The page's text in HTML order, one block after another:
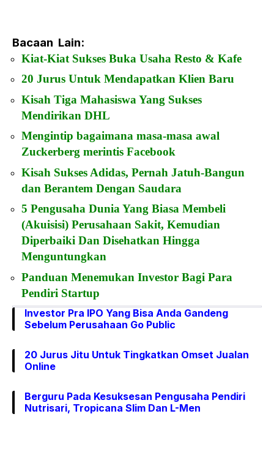
Bacaan Lain:
Kiat-Kiat Sukses Buka Usaha Resto & Kafe
20 Jurus Untuk Mendapatkan Klien Baru
Kisah Tiga Mahasiswa Yang Sukses
Mendirikan DHL
Mengintip bagaimana masa-masa awal
Zuckerberg merintis Facebook
Kisah Sukses Adidas, Pernah Jatuh-Bangun
dan Berantem Dengan Saudara
5 Pengusaha Dunia Yang Biasa Membeli
(Akuisisi) Perusahaan Sakit, Kemudian
Diperbaiki Dan Disehatkan Hingga
Menguntungkan
Panduan Menemukan Investor Bagi Para
Pendiri Startup
Investor Pra IPO Yang Bisa Anda Gandeng
Sebelum Perusahaan Go Public
20 Jurus Jitu Untuk Tingkatkan Omset Jualan
Online
Berguru Pada Kesuksesan Pengusaha Pendiri
Nutrisari, Tropicana Slim Dan L-Men